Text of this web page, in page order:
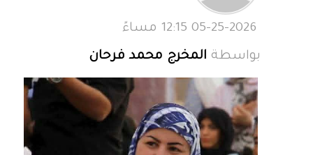
بواسطة المخرج محمد فرحان